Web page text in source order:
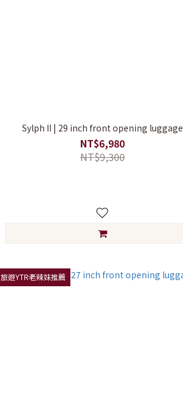
Sylph II | 29 inch front opening luggage
NT$6,980
NT$9,300
旅遊YTR老辣妹推薦